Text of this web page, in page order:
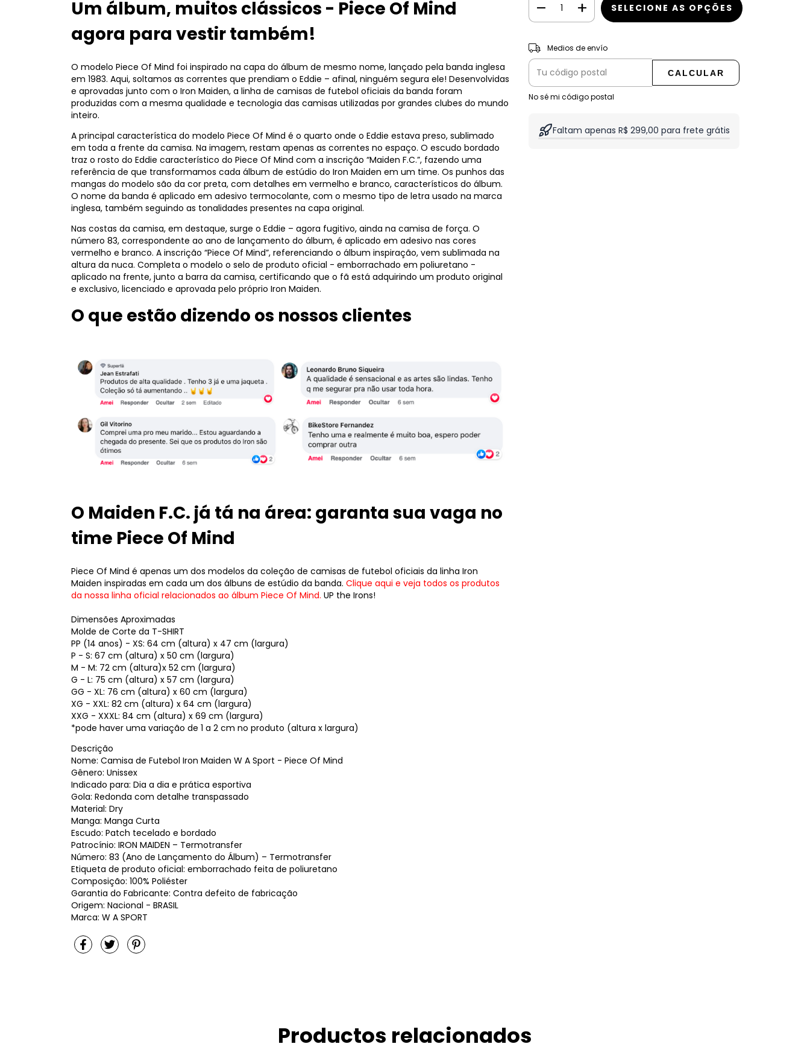
Um álbum, muitos clássicos - Piece Of Mind
agora para vestir também!
O modelo Piece Of Mind foi inspirado na capa do álbum de mesmo nome, lançado pela banda inglesa
em 1983. Aqui, soltamos as correntes que prendiam o Eddie – afinal, ninguém segura ele! Desenvolvidas
e aprovadas junto com o Iron Maiden, a linha de camisas de futebol oficiais da banda foram
produzidas com a mesma qualidade e tecnologia das camisas utilizadas por grandes clubes do mundo
inteiro.
A principal característica do modelo Piece Of Mind é o quarto onde o Eddie estava preso, sublimado
em toda a frente da camisa. Na imagem, restam apenas as correntes no espaço. O escudo bordado
traz o rosto do Eddie característico do Piece Of Mind com a inscrição “Maiden F.C.”, fazendo uma
referência de que transformamos cada álbum de estúdio do Iron Maiden em um time. Os punhos das
mangas do modelo são da cor preta, com detalhes em vermelho e branco, característicos do álbum.
O nome da banda é aplicado em adesivo termocolante, com o mesmo tipo de letra usado na marca
inglesa, também seguindo as tonalidades presentes na capa original.
Nas costas da camisa, em destaque, surge o Eddie – agora fugitivo, ainda na camisa de força. O
número 83, correspondente ao ano de lançamento do álbum, é aplicado em adesivo nas cores
vermelho e branco. A inscrição “Piece Of Mind”, referenciando o álbum inspiração, vem sublimada na
altura da nuca. Completa o modelo o selo de produto oficial - emborrachado em poliuretano -
aplicado na frente, junto a barra da camisa, certificando que o fã está adquirindo um produto original
e exclusivo, licenciado e aprovada pelo próprio Iron Maiden.
O que estão dizendo os nossos clientes
O Maiden F.C. já tá na área: garanta sua vaga no
time Piece Of Mind
Piece Of Mind é apenas um dos modelos da coleção de camisas de futebol oficiais da linha Iron
Maiden inspiradas em cada um dos álbuns de estúdio da banda. Clique aqui e veja todos os produtos
da nossa linha oficial relacionados ao álbum Piece Of Mind. UP the Irons!
Dimensões Aproximadas
Molde de Corte da T-SHIRT
PP (14 anos) - XS: 64 cm (altura) x 47 cm (largura)
P - S: 67 cm (altura) x 50 cm (largura)
M - M: 72 cm (altura)x 52 cm (largura)
G - L: 75 cm (altura) x 57 cm (largura)
GG - XL: 76 cm (altura) x 60 cm (largura)
XG - XXL: 82 cm (altura) x 64 cm (largura)
XXG - XXXL: 84 cm (altura) x 69 cm (largura)
*pode haver uma variação de 1 a 2 cm no produto (altura x largura)
Descrição
Nome: Camisa de Futebol Iron Maiden W A Sport - Piece Of Mind
Gênero: Unissex
Indicado para: Dia a dia e prática esportiva
Gola: Redonda com detalhe transpassado
Material: Dry
Manga: Manga Curta
Escudo: Patch tecelado e bordado
Patrocínio: IRON MAIDEN – Termotransfer
Número: 83 (Ano de Lançamento do Álbum) – Termotransfer
Etiqueta de produto oficial: emborrachado feita de poliuretano
Composição: 100% Poliéster
Garantia do Fabricante: Contra defeito de fabricação
Origem: Nacional - BRASIL
Marca: W A SPORT
Entregas para el CP:
Medios de envío
CALCULAR
No sé mi código postal
Faltam apenas R$ 299,00 para frete grátis
Productos relacionados